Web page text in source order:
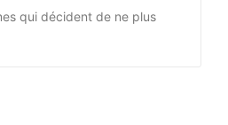
qui décident de ne plus